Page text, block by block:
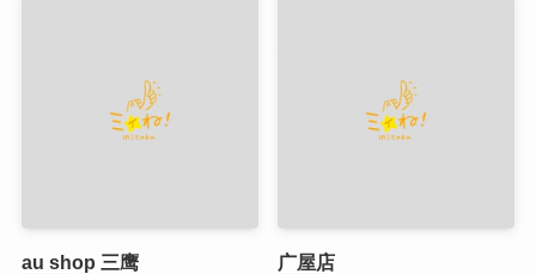
au shop 三鹰 广屋店